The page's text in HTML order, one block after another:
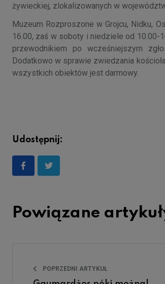
żywieckiej, zlokalizowanych w
Muzeum Rozproszone w Grojcu, Nidku,
16.00, zaś w soboty i niedziele od 10.00-
przewodnikiem po wcześniejszym
Dodatkowo w sprawie zwiedzania
wszystkich obiektów jest darmowy.
Udostępnij:
Powiązane
POPRZEDNI ARTYKUŁ